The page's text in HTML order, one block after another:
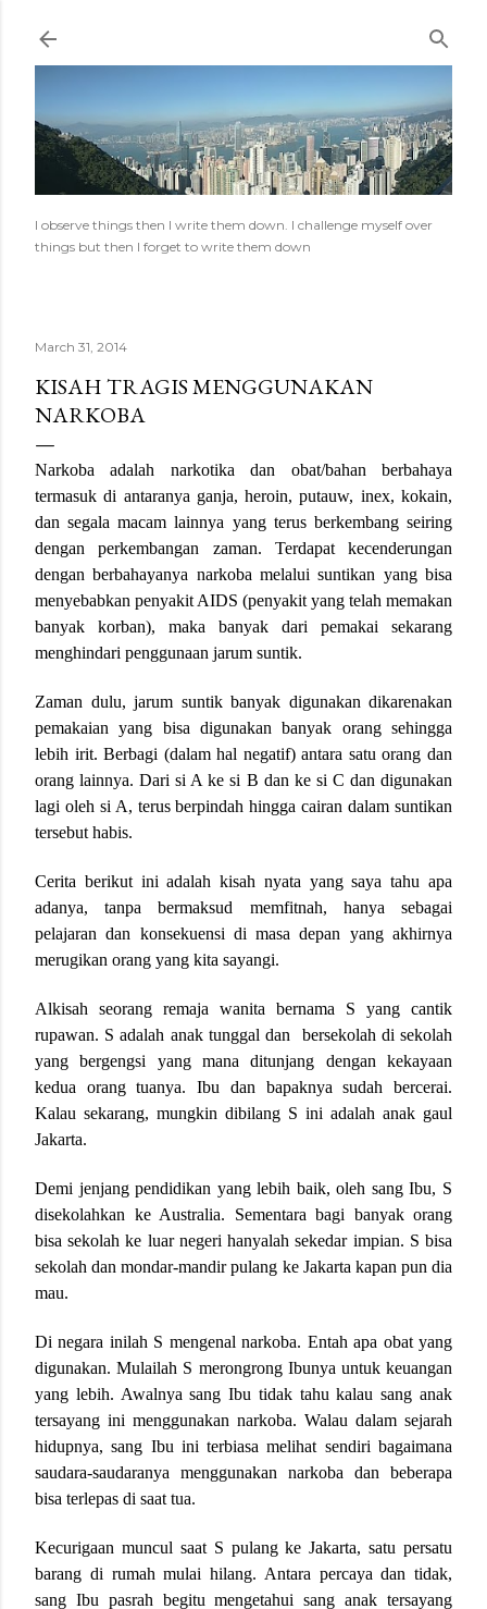
I observe things then I write them down. I challenge myself over
things but then I forget to write them down
March 31, 2014
KISAH TRAGIS MENGGUNAKAN
NARKOBA
Narkoba adalah narkotika dan obat/bahan berbahaya
termasuk di antaranya ganja, heroin, putauw, inex, kokain,
dan segala macam lainnya yang terus berkembang seiring
dengan perkembangan zaman. Terdapat kecenderungan
dengan berbahayanya narkoba melalui suntikan yang bisa
menyebabkan penyakit AIDS (penyakit yang telah memakan
banyak korban), maka banyak dari pemakai sekarang
menghindari penggunaan jarum suntik.
Zaman dulu, jarum suntik banyak digunakan dikarenakan
pemakaian yang bisa digunakan banyak orang sehingga
lebih irit. Berbagi (dalam hal negatif) antara satu orang dan
orang lainnya. Dari si A ke si B dan ke si C dan digunakan
lagi oleh si A, terus berpindah hingga cairan dalam suntikan
tersebut habis.
Cerita berikut ini adalah kisah nyata yang saya tahu apa
adanya, tanpa bermaksud memfitnah, hanya sebagai
pelajaran dan konsekuensi di masa depan yang akhirnya
merugikan orang yang kita sayangi.
Alkisah seorang remaja wanita bernama S yang cantik
rupawan. S adalah anak tunggal dan bersekolah di sekolah
yang bergengsi yang mana ditunjang dengan kekayaan
kedua orang tuanya. Ibu dan bapaknya sudah bercerai.
Kalau sekarang, mungkin dibilang S ini adalah anak gaul
Jakarta.
Demi jenjang pendidikan yang lebih baik, oleh sang Ibu, S
disekolahkan ke Australia. Sementara bagi banyak orang
bisa sekolah ke luar negeri hanyalah sekedar impian. S bisa
sekolah dan mondar-mandir pulang ke Jakarta kapan pun dia
mau.
Di negara inilah S mengenal narkoba. Entah apa obat yang
digunakan. Mulailah S merongrong Ibunya untuk keuangan
yang lebih. Awalnya sang Ibu tidak tahu kalau sang anak
tersayang ini menggunakan narkoba. Walau dalam sejarah
hidupnya, sang Ibu ini terbiasa melihat sendiri bagaimana
saudara-saudaranya menggunakan narkoba dan beberapa
bisa terlepas di saat tua.
Kecurigaan muncul saat S pulang ke Jakarta, satu persatu
barang di rumah mulai hilang. Antara percaya dan tidak,
sang Ibu pasrah begitu mengetahui sang anak tersayang